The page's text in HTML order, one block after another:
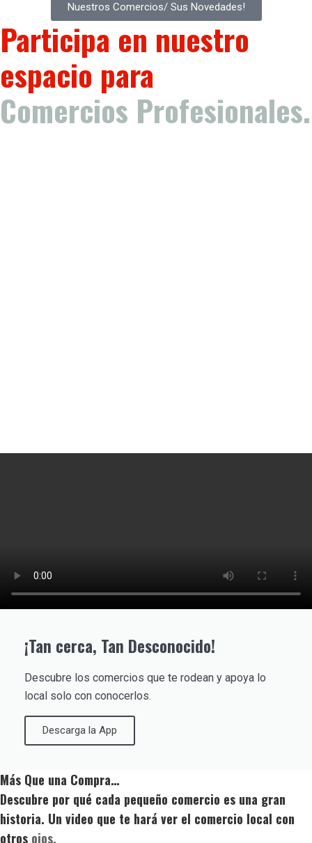
Nuestros Comercios/ Sus Novedades!
Participa en nuestro
espacio para
Comercios Profesionales.
¡Tan cerca, Tan Desconocido!
Descubre los comercios que te rodean y apoya lo
local solo con conocerlos.
Descarga la App
Más Que una Compra…
Descubre por qué cada pequeño comercio es una gran
historia. Un video que te hará ver el comercio local con
otros ojos.